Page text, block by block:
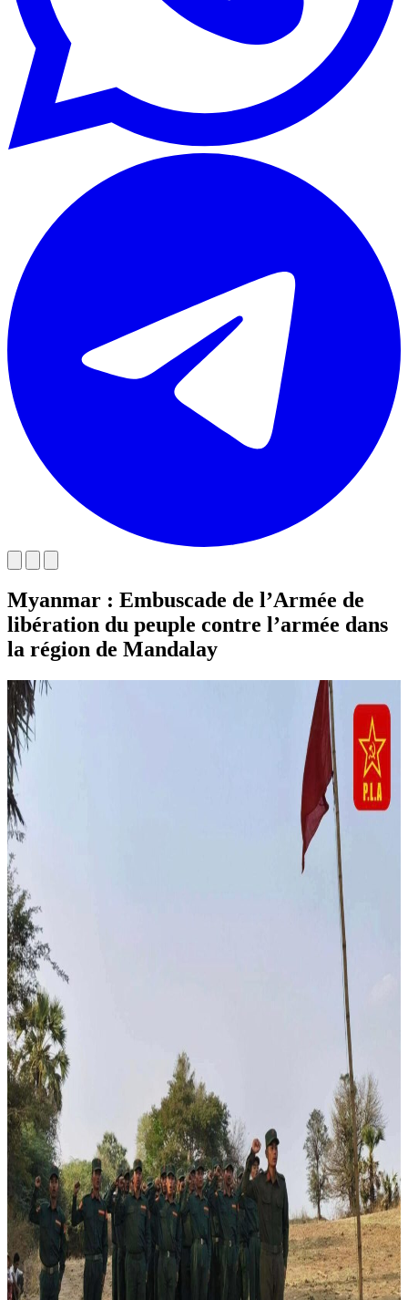
Myanmar : Embuscade de l’Armée de
libération du peuple contre l’armée dans
la région de Mandalay